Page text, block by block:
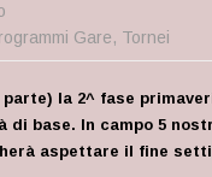
Gare, Tornei
parte) la 2^ fase
di base. In campo 5
aspettare il fine